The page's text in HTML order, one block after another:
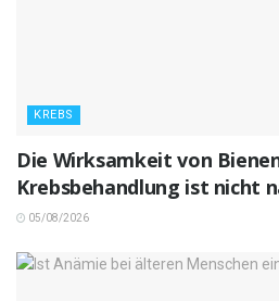
KREBS
Die Wirksamkeit von
Krebsbehandlung ist nicht
05/08/2026